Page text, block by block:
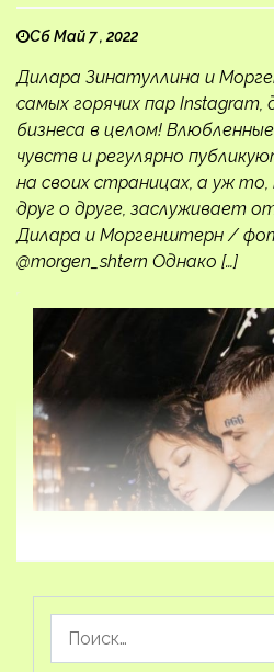
Сб Май 7 , 2022
Дилара Зинатуллина и
самых горячих пар Instagram,
бизнеса в целом!
чувств и регулярно
на своих страницах, а уж
друг о друге, заслуживает
Дилара и Моргенштерн /
@morgen_shtern Однако […]